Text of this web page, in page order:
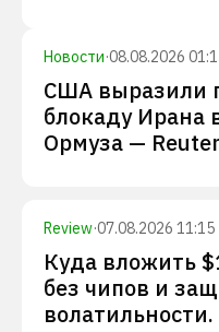
Новости·08.08.2026
США выразили
блокаду Ирана
Ормуза —
Review·07.08.2026 11:15
Куда вложить
без чипов и